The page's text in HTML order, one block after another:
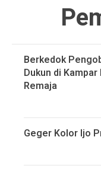
Berkedok
Dukun di
Remaja
Geger Kolor Ijo